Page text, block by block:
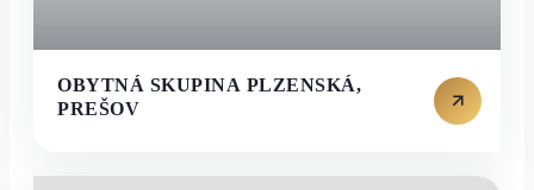
OBYTNÁ SKUPINA PLZENSKÁ,
PREŠOV